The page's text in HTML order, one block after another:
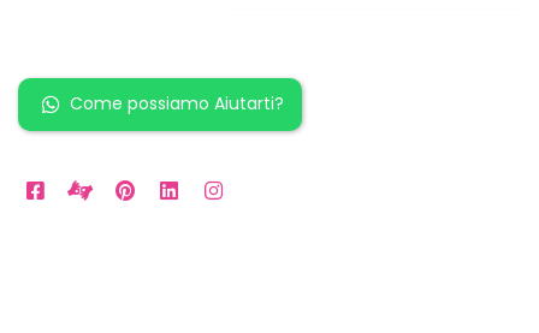
Come possiamo Aiutarti?